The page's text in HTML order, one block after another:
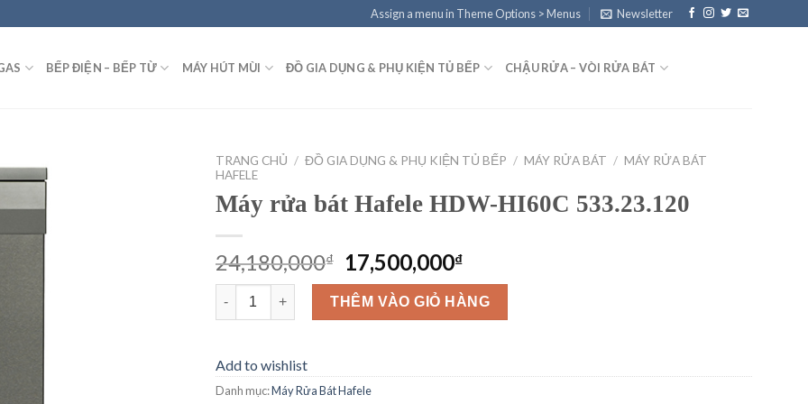
Assign a menu in Theme Options > Menus Newsletter
BẾP ĐIỆN – BẾP TỪ MÁY HÚT MÙI ĐỒ GIA DỤNG & PHỤ KIỆN TỦ BẾP CHẬU RỬA – VÒI RỬA BÁT
TRANG CHỦ / ĐỒ GIA DỤNG & PHỤ KIỆN TỦ BẾP / MÁY RỬA BÁT / MÁY RỬA BÁT
HAFELE
Máy rửa bát Hafele HDW-HI60C 533.23.120
24,180,000₫
Giá
gốc
là:
24,180,000₫.
17,500,000₫Giá
hiện
tại
là:
Máy rửa bát Hafele HDW-HI60C 533.23.120 số lượng
THÊM VÀO GIỎ HÀNG
Add to wishlist
Danh mục:Máy Rửa Bát Hafele